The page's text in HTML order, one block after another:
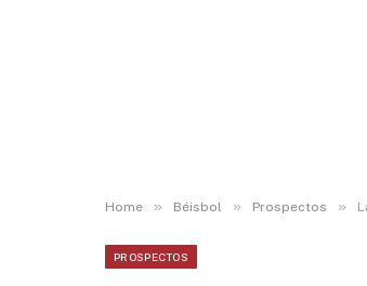
Home » Béisbol » Prospectos »
PROSPECTOS